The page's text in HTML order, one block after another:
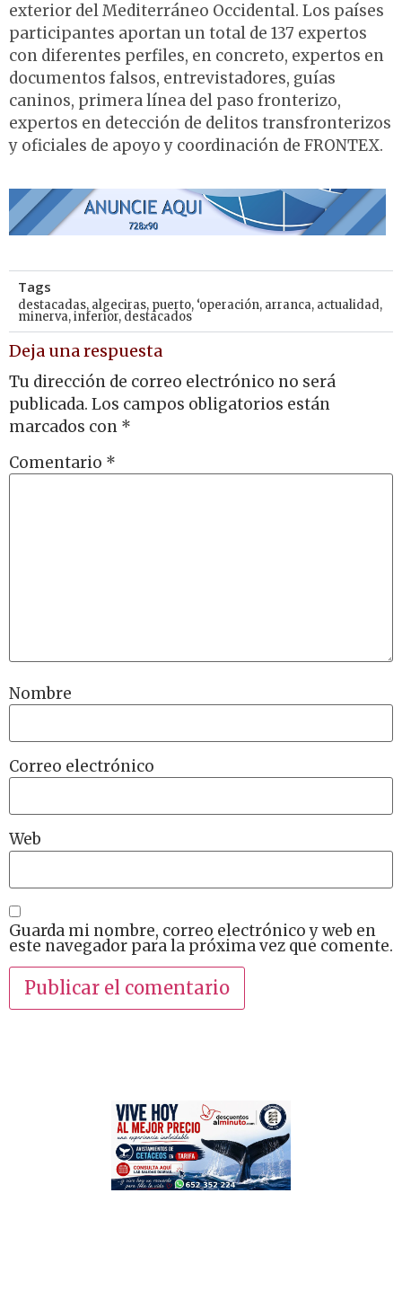
exterior del Mediterráneo Occidental. Los países
participantes aportan un total de 137 expertos
con diferentes perfiles, en concreto, expertos en
documentos falsos, entrevistadores, guías
caninos, primera línea del paso fronterizo,
expertos en detección de delitos transfronterizos
y oficiales de apoyo y coordinación de FRONTEX.
Tags
destacadas, algeciras, puerto, ‘operación, arranca, actualidad,
minerva,inferior, destacados
Deja una respuesta
Tu dirección de correo electrónico no será
publicada. Los campos obligatorios están
marcados con *
Comentario *
Nombre
Correo electrónico
Web
Guarda mi nombre, correo electrónico y web en
este navegador para la próxima vez que comente.